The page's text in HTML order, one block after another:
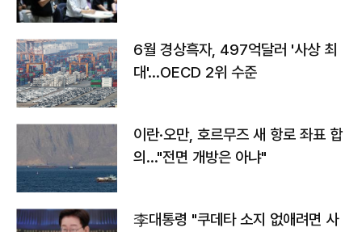
6월 경상흑자, 497억달러 '사상 최
대'…OECD 2위 수준
이란·오만, 호르무즈 새 항로 좌표 합
의…"전면 개방은 아냐"
李대통령 "쿠데타 소지 없애려면 사